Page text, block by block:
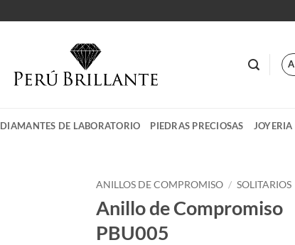
DIAMANTES DE LABORATORIO PIEDRAS PRECIOSAS JOYERIA
ANILLOS DE COMPROMISO / SOLITARIOS
Anillo de Compromiso
PBU005